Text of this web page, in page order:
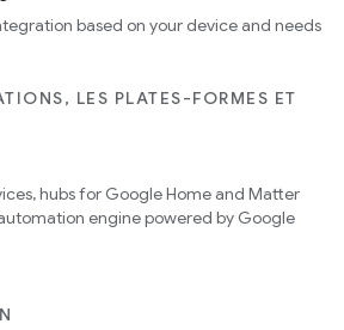
based on your device and needs
LES PLATES-FORMES ET
hubs for Google Home and Matter
engine powered by Google